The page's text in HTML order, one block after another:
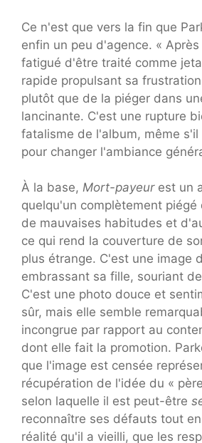
Ce n'est que vers la fin que
enfin un peu d'agence. «
fatigué d'être traité comme
rapide propulsant sa
plutôt que de la piéger dans
lancinante. C'est une rupture
fatalisme de l'album, même
pour changer l'ambiance
À la base, Mort-payeurest un
quelqu'un complètement piégé
de mauvaises habitudes et
ce qui rend la couverture de
plus étrange. C'est une image
embrassant sa fille, souriant
C'est une photo douce et
sûr, mais elle semble
incongrue par rapport au
dont elle fait la promotion.
que l'image est censée
récupération de l'idée du «
selon laquelle il est peut-être
reconnaître ses défauts tout
réalité qu'il a vieilli, que les